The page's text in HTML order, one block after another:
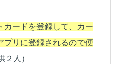
カードを登録して、カー
プリに登録されるので便
２人）